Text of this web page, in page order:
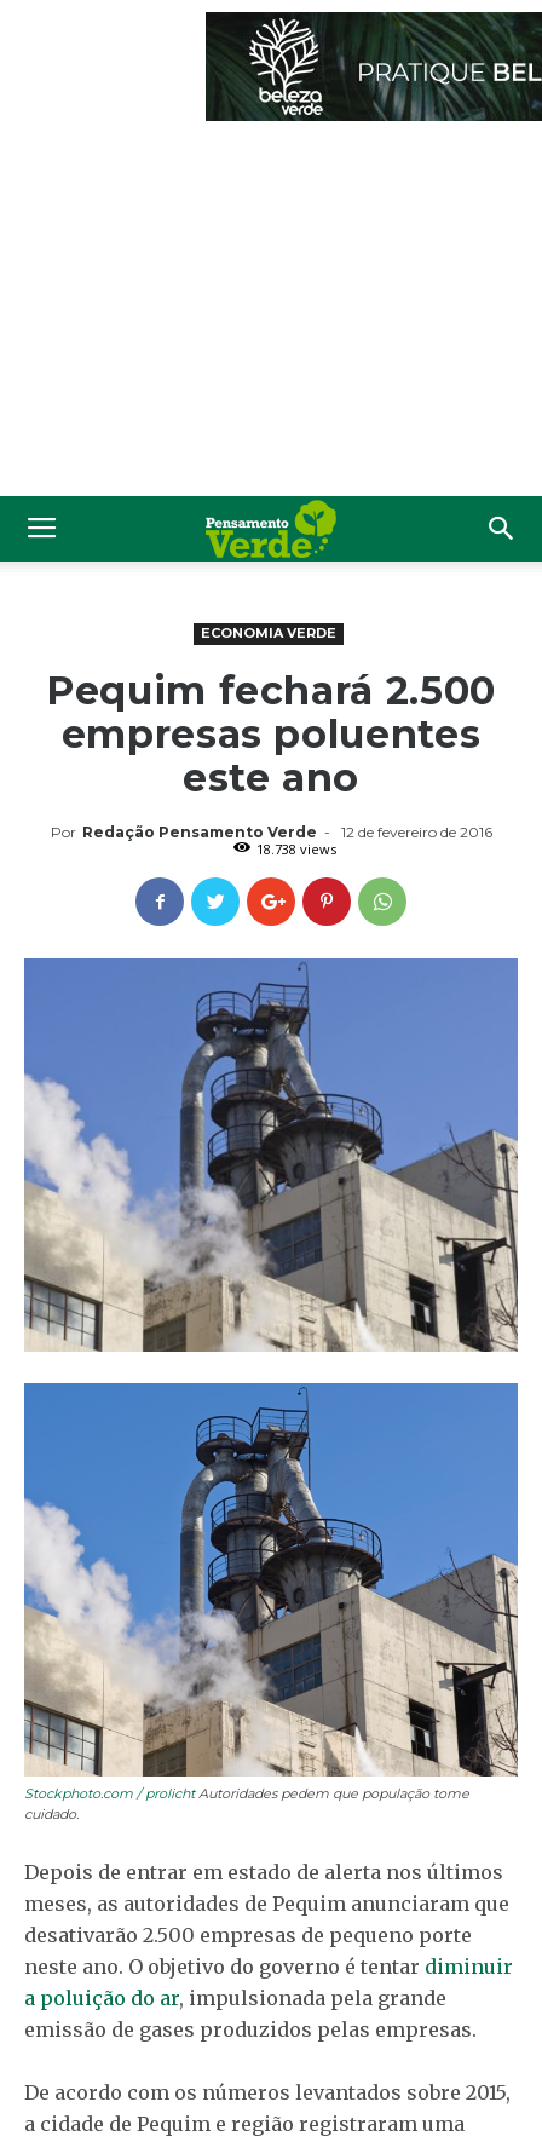
ECONOMIA VERDE
Pequim fechará 2.500
empresas poluentes
este ano
Por Redação Pensamento Verde -
12 de fevereiro de 2016
18.738 views
Stockphoto.com / prolichtAutoridades pedem que população tome
cuidado.
Depois de entrar em estado de alerta nos últimos
meses, as autoridades de Pequim anunciaram que
desativarão 2.500 empresas de pequeno porte
neste ano. O objetivo do governo é tentar diminuir
a poluição do ar, impulsionada pela grande
emissão de gases produzidos pelas empresas.
De acordo com os números levantados sobre 2015,
a cidade de Pequim e região registraram uma